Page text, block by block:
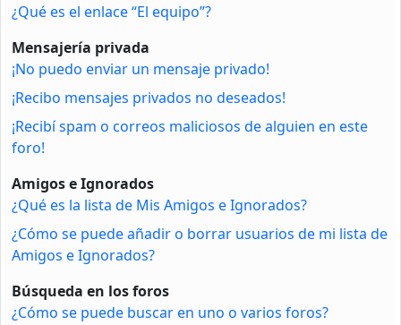
¿Qué es el enlace “El equipo”?
Mensajería privada
¡No puedo enviar un mensaje privado!
¡Recibo mensajes privados no deseados!
¡Recibí spam o correos maliciosos de alguien en este
foro!
Amigos e Ignorados
¿Qué es la lista de Mis Amigos e Ignorados?
¿Cómo se puede añadir o borrar usuarios de mi lista de
Amigos e Ignorados?
Búsqueda en los foros
¿Cómo se puede buscar en uno o varios foros?